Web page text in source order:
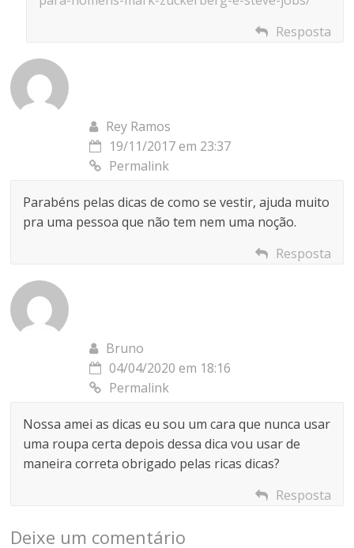
Resposta
Rey Ramos
19/11/2017 em 23:37
Permalink
Parabéns pelas dicas de como se vestir, ajuda muito
pra uma pessoa que não tem nem uma noção.
Resposta
Bruno
04/04/2020 em 18:16
Permalink
Nossa amei as dicas eu sou um cara que nunca usar
uma roupa certa depois dessa dica vou usar de
maneira correta obrigado pelas ricas dicas?
Resposta
Deixe um comentário